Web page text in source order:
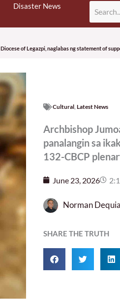
Disaster News
Diocese of Legazpi, naglabas ng statement of
Cultural, Latest News
Archbishop
panalangin sa
132-CBCP
June 23, 2026
Norman Dequia
SHARE THE TRUTH